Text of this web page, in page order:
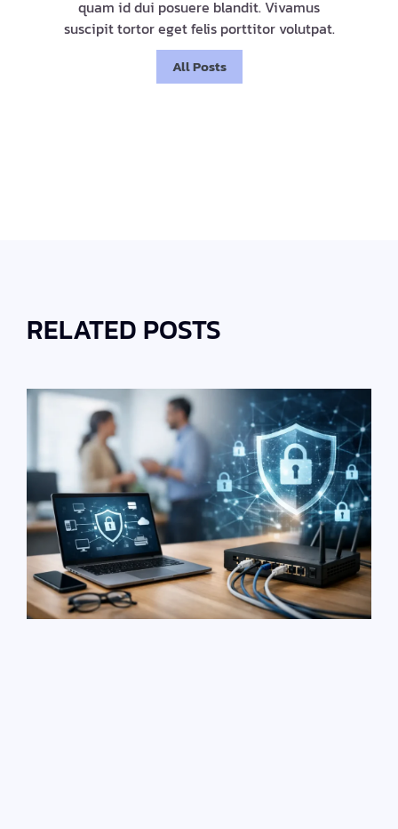
quam id dui posuere blandit. Vivamus
suscipit tortor eget felis porttitor volutpat.
All Posts
RELATED POSTS